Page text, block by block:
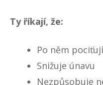
Ty říkají, že:
Po něm
Snižuje únavu
Nezpůsobuje